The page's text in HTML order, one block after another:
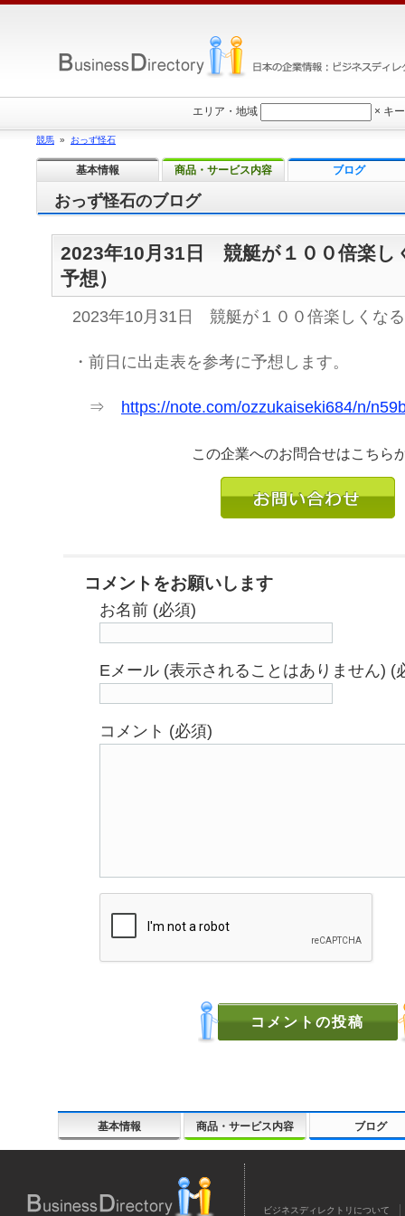
おっず怪石のブログ
2023年10月31日 競艇が１００倍楽し
予想）
2023年10月31日 競艇が１００倍楽しくな
・前日に出走表を参考に予想します。
⇒ https://note.com/ozzukaiseki684/n/
この企業へのお問合せはこちら
コメントをお願いします
お名前 (必須)
Eメール (表示されることはありません) (
コメント (必須)
基本情報 商品・サービス内容 ブログ
ビジネスディレクトリについて
エリア・地域 × キ
競馬 » おっず怪石
基本情報 商品・サービス内容 ブログ